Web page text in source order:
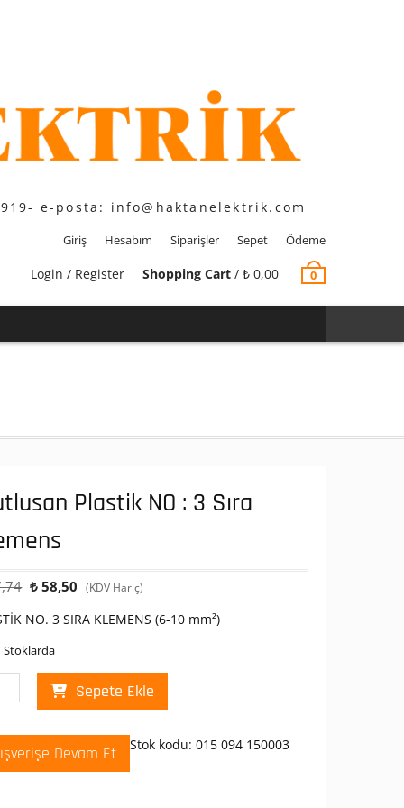
e-posta: info@haktanelektrik.com
Giriş Hesabım Siparişler Sepet Ödeme
Login / Register Shopping Cart / ₺ 0,00 0
Plastik NO : 3 Sıra
Orijinal
₺ 97,74.
₺ 58,50 Şu
fiyat:
(KDV Hariç)
NO. 3 SIRA KLEMENS (6-10 mm²)
Stoklarda
Sepete Ekle
Devam Et Stok kodu:015 094 150003